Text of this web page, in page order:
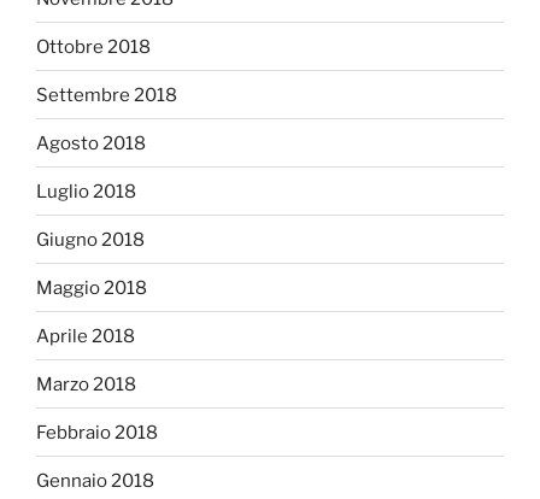
Ottobre 2018
Settembre 2018
Agosto 2018
Luglio 2018
Giugno 2018
Maggio 2018
Aprile 2018
Marzo 2018
Febbraio 2018
Gennaio 2018